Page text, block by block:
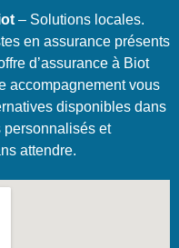
– Solutions locales.
en assurance présents
d’assurance à Biot
accompagnement vous
disponibles dans
personnalisés et
attendre.